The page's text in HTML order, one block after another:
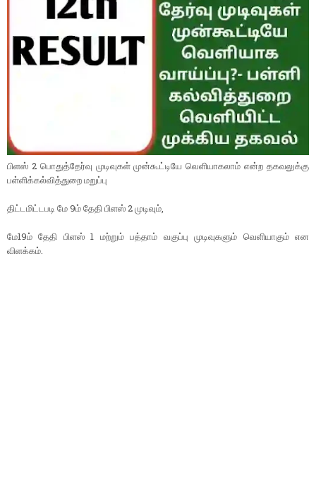
பிளஸ் 2 பொதுத்தேர்வு முடிவுகள் முன்கூட்டியே வெளியாகலாம் என்ற தகவலுக்கு
பள்ளிக்கல்வித்துறை மறுப்பு
திட்டமிட்டபடி மே 9ம் தேதி பிளஸ் 2 முடிவும்,
மே19ம் தேதி பிளஸ் 1 மற்றும் பத்தாம் வகுப்பு முடிவுகளும் வெளியாகும் என
விளக்கம்.